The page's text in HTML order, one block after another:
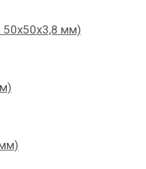
50х50х3,8 мм)